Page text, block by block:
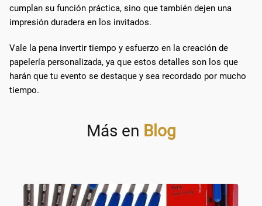
cumplan su función práctica, sino que también dejen una
impresión duradera en los invitados.
Vale la pena invertir tiempo y esfuerzo en la creación de
papelería personalizada, ya que estos detalles son los que
harán que tu evento se destaque y sea recordado por mucho
tiempo.
Más en Blog